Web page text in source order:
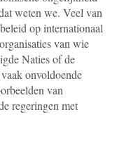
weten we. Veel van
op internationaal
van wie
Naties of de
onvoldoende
van
regeringen met